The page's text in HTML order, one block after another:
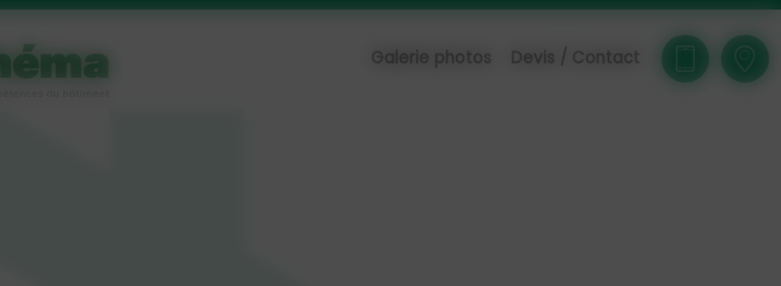
Galerie photos